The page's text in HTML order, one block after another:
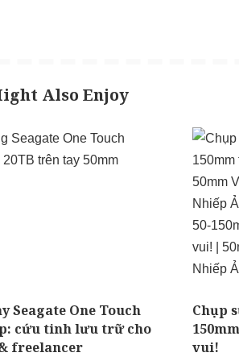
Also Enjoy
Seagate One Touch
cứu tinh lưu trữ cho
freelancer
Chụp
vui!